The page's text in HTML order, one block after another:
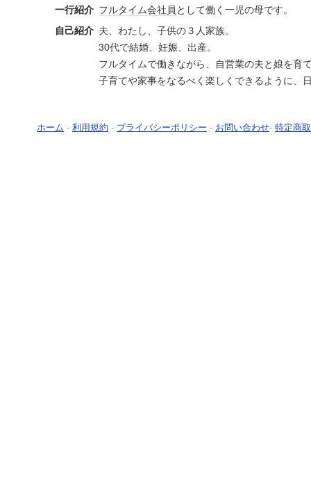
一行紹介 フルタイム会社員 として働く一児の母です。
自己紹介 夫、わたし、子供の３人家族。
30代で結婚、妊娠、出産。
フルタイムで働きながら、自営業の夫と娘を育
子育てや家事をなるべく楽しくできるように、
ホーム - 利用規約 - プライバシーポリシー - お問い合わせ- 特定商